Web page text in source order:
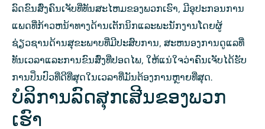
ລົດຂົນສົ່ງຄົນເຈັບທີ່ທັນສະໄຫມຂອງພວກເຮົາ, ມີອຸປະກອນການ
ແພດທີ່ກ້າວຫນ້າທາງດ້ານເຕັກນິກແລະພະນັກງານໂດຍຜູ້
ຊ່ຽວຊານດ້ານສຸຂະພາບທີ່ມີປະສົບການ, ສະຫນອງການດູແລທີ່
ທັນເວລາແລະການຂົນສົ່ງທີ່ປອດໄພ, ໃຫ້ແນ່ໃຈວ່າຄົນເຈັບໄດ້ຮັບ
ການປິ່ນປົວທີ່ດີທີ່ສຸດໃນເວລາທີ່ມັນຕ້ອງການຫຼາຍທີ່ສຸດ.
ບໍລິການລົດສຸກເສີນຂອງພວກ
ເຮົາ